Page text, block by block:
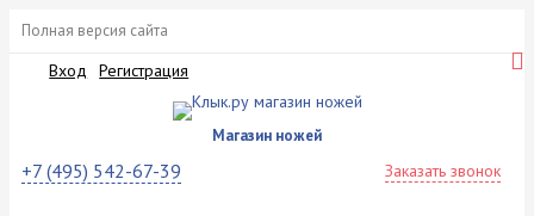
Полная версия сайта
Вход Регистрация
Магазин ножей
+7 (495) 542-67-39 Заказать звонок